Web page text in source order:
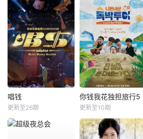
唱钱
更新至26期
你钱我花独担旅行5
更新至10期